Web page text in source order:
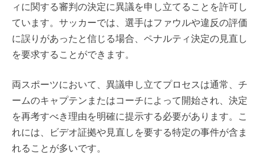
ィに関する審判の決定に異議を申し立てることを許可し
ています。サッカーでは、選手はファウルや違反の評価
に誤りがあったと信じる場合、ペナルティ決定の見直し
を要求することができます。
両スポーツにおいて、異議申し立てプロセスは通常、チ
ームのキャプテンまたはコーチによって開始され、決定
を再考すべき理由を明確に提示する必要があります。こ
れには、ビデオ証拠や見直しを要する特定の事件が含ま
れることが多いです。